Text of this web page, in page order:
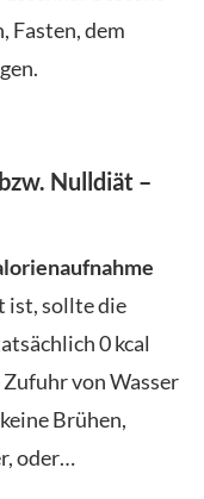
Fasten, dem
Nulldiät –
ist, sollte die
0 kcal
von Wasser
Brühen,
oder…